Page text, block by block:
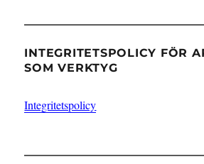
INTEGRITETSPOLICY FÖR
SOM VERKTYG
Integritetspolicy